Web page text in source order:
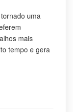
uma
mais
tempo e gera